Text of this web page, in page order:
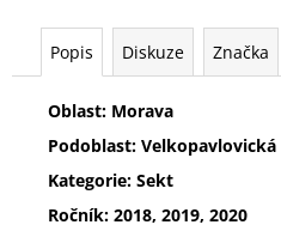
Popis Diskuze Značka
Oblast: Morava
Podoblast: Velkopavlovická
Kategorie: Sekt
Ročník: 2018, 2019, 2020
Kč